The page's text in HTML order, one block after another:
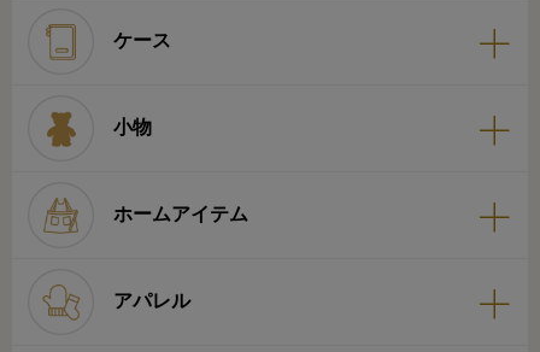
ケース
小物
ホームアイテム
アパレル